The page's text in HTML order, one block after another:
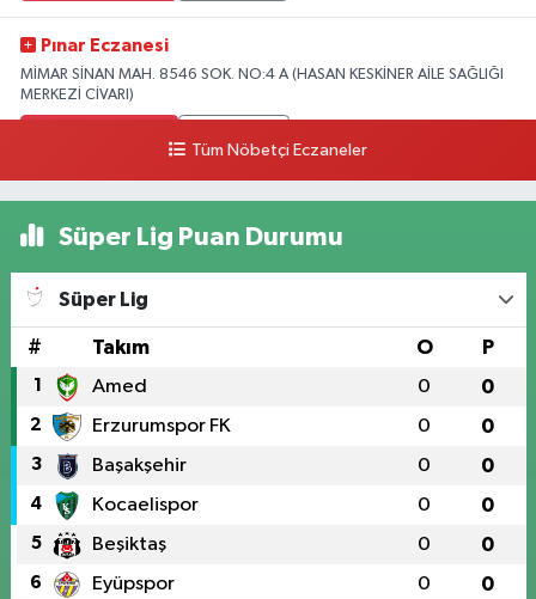
Pınar Eczanesi
MİMAR SİNAN MAH. 8546 SOK. NO:4 A (HASAN KESKİNER AİLE SAĞLIĞI
MERKEZİ CİVARI)
Tüm Nöbetçi Eczaneler
Süper Lig Puan Durumu
Süper Lig
# Takım O P
1 Amed 0 0
2 Erzurumspor FK 0 0
3 Başakşehir 0 0
4 Kocaelispor 0 0
5 Beşiktaş 0 0
6 Eyüpspor 0 0